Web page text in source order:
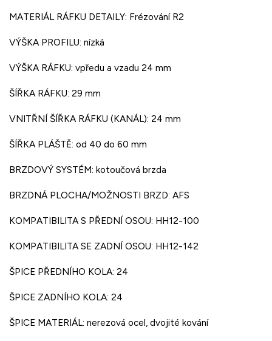
MATERIÁL RÁFKU DETAILY: Frézování R2
VÝŠKA PROFILU: nízká
VÝŠKA RÁFKU: vpředu a vzadu 24 mm
ŠÍŘKA RÁFKU: 29 mm
VNITŘNÍ ŠÍŘKA RÁFKU (KANÁL): 24 mm
ŠÍŘKA PLÁŠTĚ: od 40 do 60 mm
BRZDOVÝ SYSTÉM: kotoučová brzda
BRZDNÁ PLOCHA/MOŽNOSTI BRZD: AFS
KOMPATIBILITA S PŘEDNÍ OSOU: HH12-100
KOMPATIBILITA SE ZADNÍ OSOU: HH12-142
ŠPICE PŘEDNÍHO KOLA: 24
ŠPICE ZADNÍHO KOLA: 24
ŠPICE MATERIÁL: nerezová ocel, dvojité kování